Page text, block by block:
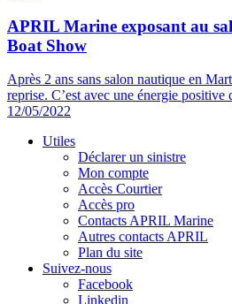
APRIL Marine exposant au
Boat Show
Après 2 ans sans salon nautique en
reprise. C’est avec une énergie
12/05/2022
Utiles
Déclarer un sinistre
Mon compte
Accès Courtier
Accès pro
Contacts APRIL Marine
Autres contacts APRIL
Plan du site
Suivez-nous
Facebook
Linkedin